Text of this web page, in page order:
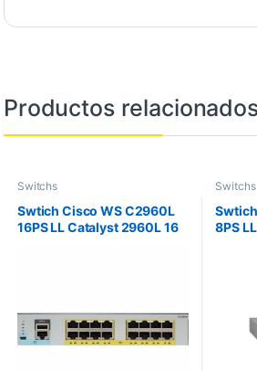
Productos
Switchs
Swtich Cisco WS C2960L
16PS LL Catalyst 2960L 16
Switchs
8PS